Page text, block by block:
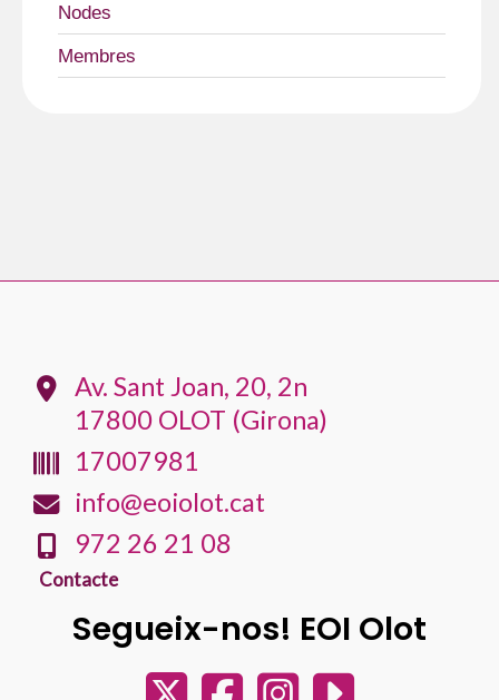
Nodes
Membres
Av. Sant Joan, 20, 2n
17800 OLOT (Girona)
17007981
info@eoiolot.cat
972 26 21 08
Contacte
Segueix-nos! EOI Olot